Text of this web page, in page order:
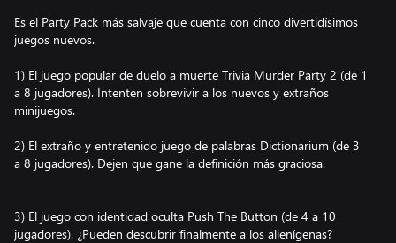
Es el Party Pack más salvaje que cuenta con cinco divertidísimos
juegos nuevos.
1) El juego popular de duelo a muerte Trivia Murder Party 2 (de 1
a 8 jugadores). Intenten sobrevivir a los nuevos y extraños
minijuegos.
2) El extraño y entretenido juego de palabras Dictionarium (de 3
a 8 jugadores). Dejen que gane la definición más graciosa.
3) El juego con identidad oculta Push The Button (de 4 a 10
jugadores). ¿Pueden descubrir finalmente a los alienígenas?